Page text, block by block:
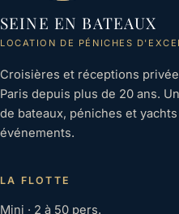
SEINE EN BATEAUX
LOCATION DE PÉNICHES
Croisières et réceptions
Paris depuis plus de 20 ans.
de bateaux, péniches et
événements.
LA FLOTTE
Mini · 2 à 50 pers.